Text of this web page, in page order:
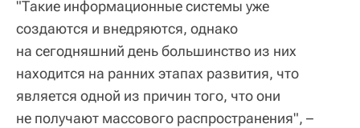
"Такие информационные системы уже
создаются и внедряются, однако
на сегодняшний день большинство из них
находится на ранних этапах развития, что
является одной из причин того, что они
не получают массового распространения", –